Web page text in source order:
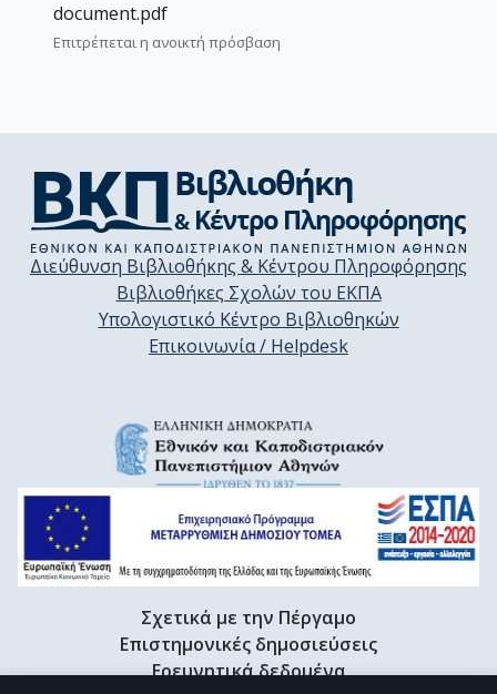
document.pdf
Επιτρέπεται η ανοικτή πρόσβαση
Διεύθυνση Βιβλιοθήκης & Κέντρου Πληροφόρησης
Βιβλιοθήκες Σχολών του ΕΚΠΑ
Υπολογιστικό Κέντρο Βιβλιοθηκών
Επικοινωνία / Helpdesk
Σχετικά με την Πέργαμο
Επιστημονικές δημοσιεύσεις
Ερευνητικά δεδομένα